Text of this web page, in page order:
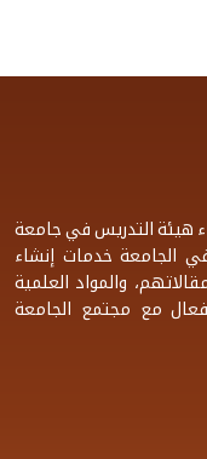
هيئة التدريس في جامعة
في الجامعة خدمات إنشاء
والمواد العلمية
مع مجتمع الجامعة